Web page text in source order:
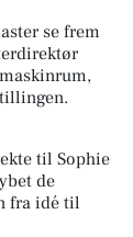
se frem
til Sophie
de
fra idé til